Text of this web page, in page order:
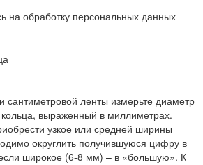
на обработку персональных данных
ленты измерьте диаметр
кольца, выраженный в миллиметрах.
узкое или средней ширины
округлить получившуюся цифру в
широкое (6-8 мм) – в «большую». К